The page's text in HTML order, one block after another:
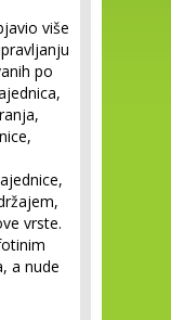
više
po
vrste.
a nude